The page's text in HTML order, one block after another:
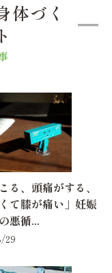
体づく
る、頭痛がする、
て膝が痛い」妊娠
悪循...
29